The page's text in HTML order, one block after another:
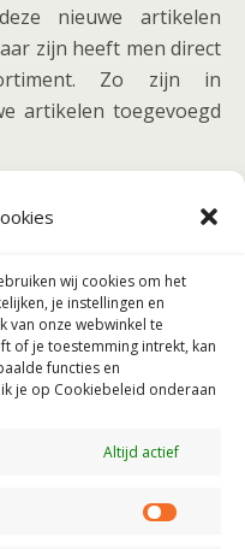
wij cookies om het
je instellingen en
van onze webwinkel te
of je toestemming intrekt, kan
functies en
je op Cookiebeleid onderaan
Altijd actief
nieuwe artikelen
zijn heeft men direct
Zo zijn in
artikelen toegevoegd
weken steeds
worden voor de
Een reden
te bezoeken.
Cameravissen